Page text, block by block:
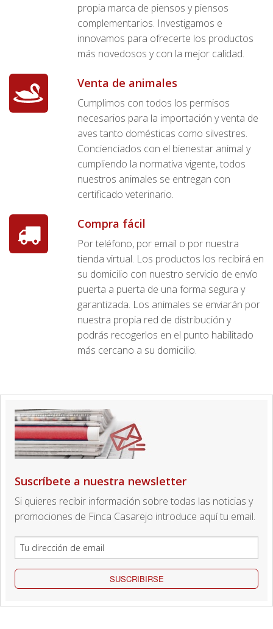
propia marca de piensos y piensos
complementarios. Investigamos e
innovamos para ofrecerte los productos
más novedosos y con la mejor calidad.
Venta de animales
Cumplimos con todos los permisos
necesarios para la importación y venta de
aves tanto domésticas como silvestres.
Concienciados con el bienestar animal y
cumpliendo la normativa vigente, todos
nuestros animales se entregan con
certificado veterinario.
Compra fácil
Por teléfono, por email o por nuestra
tienda virtual. Los productos los recibirá en
su domicilio con nuestro servicio de envío
puerta a puerta de una forma segura y
garantizada. Los animales se enviarán por
nuestra propia red de distribución y
podrás recogerlos en el punto habilitado
más cercano a su domicilio.
Suscríbete a nuestra newsletter
Si quieres recibir información sobre todas las noticias y
promociones de Finca Casarejo introduce aquí tu email.
SUSCRIBIRSE